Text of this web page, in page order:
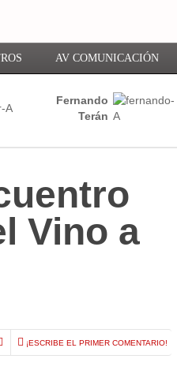
AV COMUNICACIÓN
Fernando
Terán
Vino a
¡ESCRIBE EL PRIMER COMENTARIO!